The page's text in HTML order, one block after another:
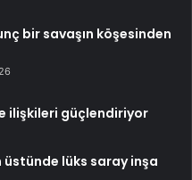
bir savaşın köşesinden
ilişkileri güçlendiriyor
üstünde lüks saray inşa